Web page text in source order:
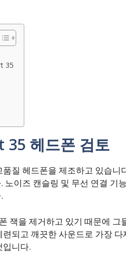
35
헤드폰 검토
품질 헤드폰을 제조하고 있습
이즈 캔슬링 및 무선 연결 기
잭을 제거하고 있기 때문에 그
되고 깨끗한 사운드로 가장
입니다.